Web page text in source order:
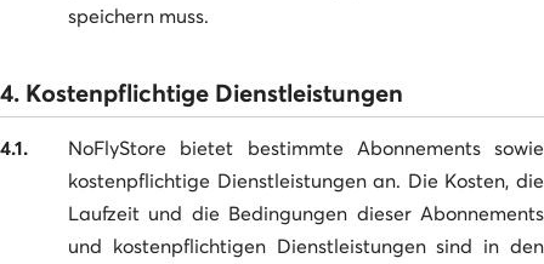
speichern muss.
4. Kostenpflichtige Dienstleistungen
4.1.
NoFlyStore bietet bestimmte Abonnements sowie
kostenpflichtige Dienstleistungen an. Die Kosten, die
Laufzeit und die Bedingungen dieser Abonnements
und kostenpflichtigen Dienstleistungen sind in den